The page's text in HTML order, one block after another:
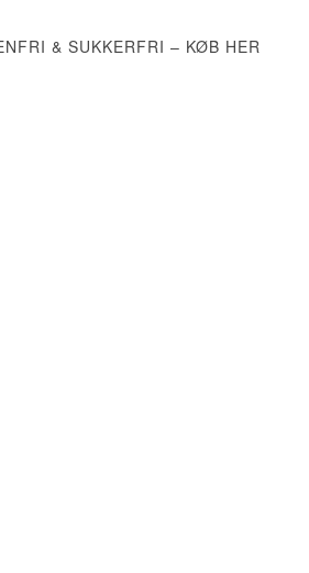
& SUKKERFRI – KØB HER